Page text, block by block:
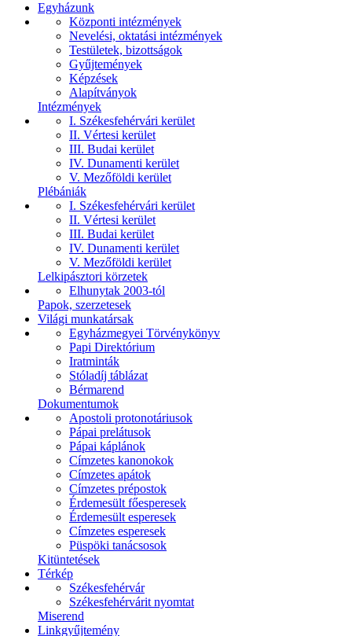
Egyházunk
Központi intézmények
Nevelési, oktatási intézmények
Testületek, bizottságok
Gyűjtemények
Képzések
Alapítványok
Intézmények
I. Székesfehérvári kerület
II. Vértesi kerület
III. Budai kerület
IV. Dunamenti kerület
V. Mezőföldi kerület
Plébániák
I. Székesfehérvári kerület
II. Vértesi kerület
III. Budai kerület
IV. Dunamenti kerület
V. Mezőföldi kerület
Lelkipásztori körzetek
Elhunytak 2003-tól
Papok, szerzetesek
Világi munkatársak
Egyházmegyei Törvénykönyv
Papi Direktórium
Iratminták
Stóladíj táblázat
Bérmarend
Dokumentumok
Apostoli protonotáriusok
Pápai prelátusok
Pápai káplánok
Címzetes kanonokok
Címzetes apátok
Címzetes prépostok
Érdemesült főesperesek
Érdemesült esperesek
Címzetes esperesek
Püspöki tanácsosok
Kitüntetések
Térkép
Székesfehérvár
Székesfehérvárit nyomtat
Miserend
Linkgyűjtemény